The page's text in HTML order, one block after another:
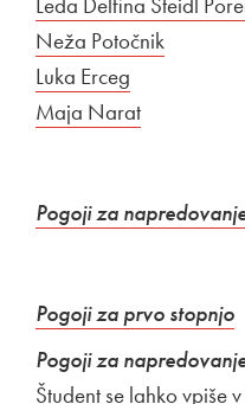
Neža Potočnik
Luka Erceg
Maja Narat
Pogoji za
Zunanja povezava na
Pogoji za prvo stopnjo
Pogoji za
Študent se lahko vpiše